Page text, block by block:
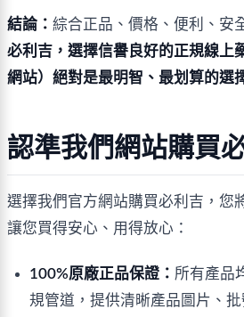
結論： 綜合正品、價格、便利、安
必利吉，選擇信譽良好的正規線上
網站）絕對是最明智、最划算的選
認準我們網站購買
選擇我們官方網站購買必利吉，您
讓您買得安心、用得放心：
100%原廠正品保證： 所有產品
規管道，提供清晰產品圖片、